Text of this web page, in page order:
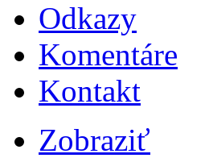
Odkazy
Komentáre
Kontakt
Zobraziť